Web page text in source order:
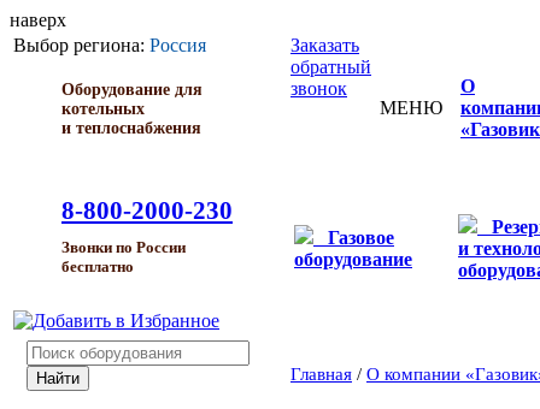
наверх
Выбор региона: Россия
Оборудование для
котельных
и теплоснабжения
8-800-2000-230
Звонки по России
бесплатно
Заказать
обратный
звонок
МЕНЮ
О
Газовое
оборудование
и
Главная / О компании